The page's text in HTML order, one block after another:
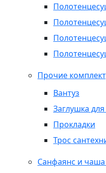
Прочие
Вантуз
Заглушка
Прокладки
Трос
Санфаянс и чаша